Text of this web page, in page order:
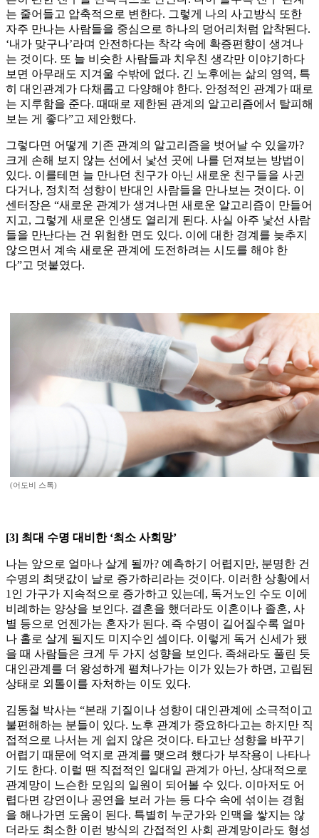
는 줄어들고 압축적으로 변한다. 그렇게 나의 사고방식 또한
자주 만나는 사람들을 중심으로 하나의 덩어리처럼 압착된다.
‘내가 맞구나’라며 안전하다는 착각 속에 확증편향이 생겨나
는 것이다. 또 늘 비슷한 사람들과 치우친 생각만 이야기하다
보면 아무래도 지겨울 수밖에 없다. 긴 노후에는 삶의 영역, 특
히 대인관계가 다채롭고 다양해야 한다. 안정적인 관계가 때로
는 지루함을 준다. 때때로 제한된 관계의 알고리즘에서 탈피해
보는 게 좋다”고 제안했다.
그렇다면 어떻게 기존 관계의 알고리즘을 벗어날 수 있을까?
크게 손해 보지 않는 선에서 낯선 곳에 나를 던져보는 방법이
있다. 이를테면 늘 만나던 친구가 아닌 새로운 친구들을 사귄
다거나, 정치적 성향이 반대인 사람들을 만나보는 것이다. 이
센터장은 “새로운 관계가 생겨나면 새로운 알고리즘이 만들어
지고, 그렇게 새로운 인생도 열리게 된다. 사실 아주 낯선 사람
들을 만난다는 건 위험한 면도 있다. 이에 대한 경계를 늦추지
않으면서 계속 새로운 관계에 도전하려는 시도를 해야 한
다”고 덧붙였다.
(어도비 스톡)
[3] 최대 수명 대비한 ‘최소 사회망’
나는 앞으로 얼마나 살게 될까? 예측하기 어렵지만, 분명한 건
수명의 최댓값이 날로 증가하리라는 것이다. 이러한 상황에서
1인 가구가 지속적으로 증가하고 있는데, 독거노인 수도 이에
비례하는 양상을 보인다. 결혼을 했더라도 이혼이나 졸혼, 사
별 등으로 언젠가는 혼자가 된다. 즉 수명이 길어질수록 얼마
나 홀로 살게 될지도 미지수인 셈이다. 이렇게 독거 신세가 됐
을 때 사람들은 크게 두 가지 성향을 보인다. 족쇄라도 풀린 듯
대인관계를 더 왕성하게 펼쳐나가는 이가 있는가 하면, 고립된
상태로 외톨이를 자처하는 이도 있다.
김동철 박사는 “본래 기질이나 성향이 대인관계에 소극적이고
불편해하는 분들이 있다. 노후 관계가 중요하다고는 하지만 직
접적으로 나서는 게 쉽지 않은 것이다. 타고난 성향을 바꾸기
어렵기 때문에 억지로 관계를 맺으려 했다가 부작용이 나타나
기도 한다. 이럴 땐 직접적인 일대일 관계가 아닌, 상대적으로
관계망이 느슨한 모임의 일원이 되어볼 수 있다. 이마저도 어
렵다면 강연이나 공연을 보러 가는 등 다수 속에 섞이는 경험
을 해나가면 도움이 된다. 특별히 누군가와 인맥을 쌓지는 않
더라도 최소한 이런 방식의 간접적인 사회 관계망이라도 형성